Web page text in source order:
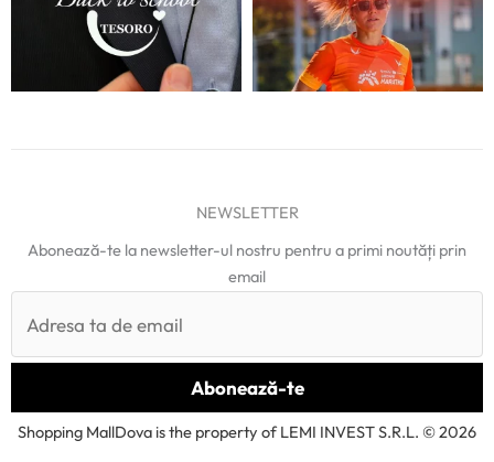
NEWSLETTER
Abonează-te la newsletter-ul nostru pentru a primi noutăți prin
email
Shopping MallDova is the property of LEMI INVEST S.R.L. © 2026